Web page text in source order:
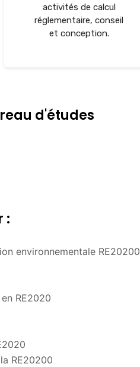
activités de calcul
réglementaire, conseil
et conception.
d'études
:
environnementale RE20200
RE2020
RE20200